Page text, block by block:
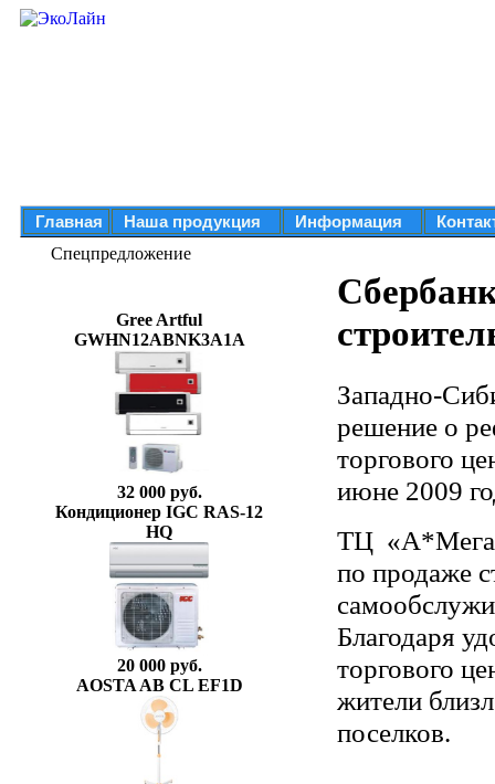
Главная Наша продукция Информация
Спецпредложение
Gree Artful
GWHN12ABNK3A1A
32 000 руб.
Кондиционер IGC RAS-12
HQ
20 000 руб.
AOSTA AB CL EF1D
Западно-
решение о
торгового
июне 2009
ТЦ «А*Мега»
по продаже
Благодаря
торгового
жители
поселков.